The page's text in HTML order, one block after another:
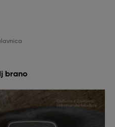
brano